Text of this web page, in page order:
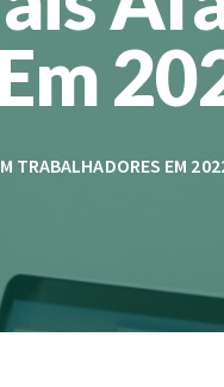
TRABALHADORES EM